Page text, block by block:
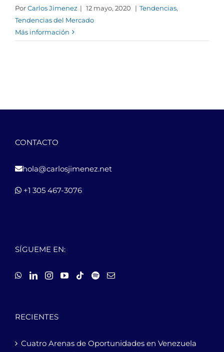
PorCarlos Jimenez | 12 mayo, 2020 | Tendencias,
Tendencias del Mercado
Más información
CONTACTO
hola@carlosjimenez.net
+1 305 467-3076
SÍGUEME EN:
RECIENTES
Cuatro Arenas de Oportunidades en Venezuela